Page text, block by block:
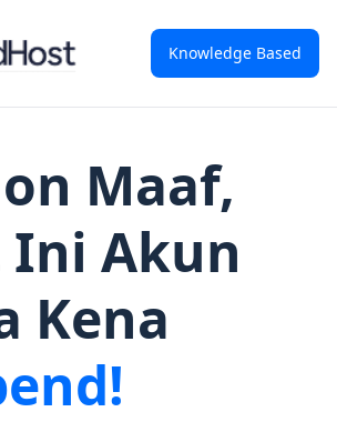
Knowledge Based
Maaf,
Ini Akun
Kena